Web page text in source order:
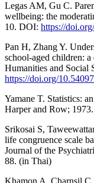
Legas AM, Gu C.
wellbeing: the
10. DOI: https://
Pan H, Zhang Y.
school-aged children:
Humanities and Social
https://doi.org/
Yamane T. Statistics:
Harper and Row; 1973.
Srikosai S,
life congruence scale
Journal of the
88. (in Thai)